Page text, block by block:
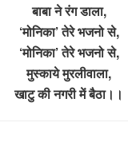
बाबा ने रंग डाला,
‘मोनिका’ तेरे भजनो से,
‘मोनिका’ तेरे भजनो से,
मुस्काये मुरलीवाला,
खाटु की नगरी में बैठा।।